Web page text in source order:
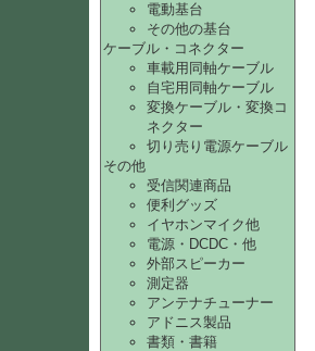
電動基台
その他の基台
ケーブル・コネクター
車載用同軸ケーブル
自宅用同軸ケーブル
変換ケーブル・変換コ
ネクター
切り売り電源ケーブル
その他
受信関連商品
便利グッズ
イヤホンマイク他
電源・DCDC・他
外部スピーカー
測定器
アンテナチューナー
アドニス製品
書類・書籍